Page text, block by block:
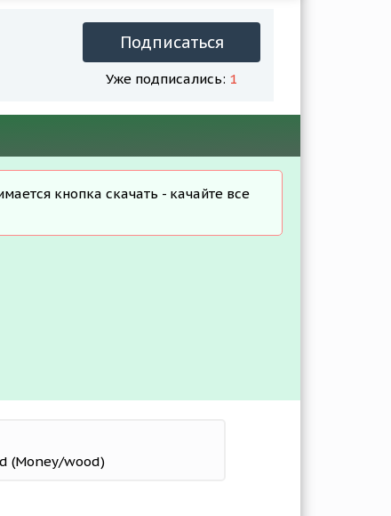
Подписаться
Уже подписались: 1
кнопка скачать - качайте все
(Money/wood)